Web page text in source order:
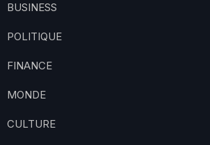
BUSINESS
POLITIQUE
FINANCE
MONDE
CULTURE